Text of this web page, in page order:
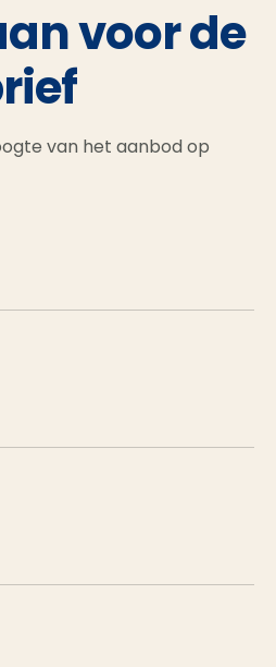
voor de
van het aanbod op